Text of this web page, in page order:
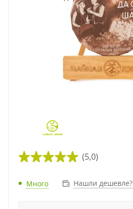
(5,0)
Много Нашли дешевле?